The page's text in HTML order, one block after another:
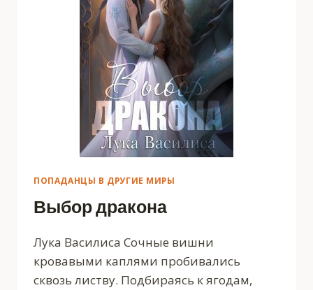
ПОПАДАНЦЫ В ДРУГИЕ МИРЫ
Выбор дракона
Лука Василиса Сочные вишни
кровавыми каплями пробивались
сквозь листву. Подбираясь к ягодам,